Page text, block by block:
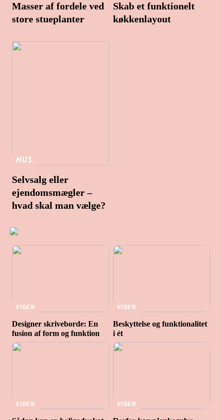
Masser af fordele ved
store stueplanter
Skab et funktionelt
køkkenlayout
HUS
Selvsalg eller
ejendomsmægler –
hvad skal man vælge?
VIDEN
Designer skriveborde: En
fusion af form og funktion
VIDEN
Beskyttelse og funktionalitet
i ét
VIDEN VIDEN